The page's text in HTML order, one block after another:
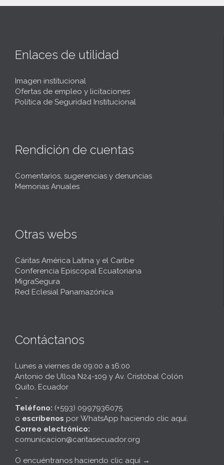
Enlaces de utilidad
Imagen institucional
Ofertas de empleo y licitaciones
Política de Seguridad Institucional
Rendición de cuentas
Comentarios, sugerencias y denuncias
Memorias Anuales
Otras webs
Cáritas América Latina y el Caribe
Conferencia Episcopal Ecuatoriana
MigraSegura
Red Eclesial Panamazónica
Contáctanos
Lunes a viernes de 09:00 a 16:00
Antonio de Ulloa N24-109 y Av. Cristóbal Colón
Quito, Ecuador
-
Teléfono: (+593) 0997936075
o escríbenos por WhatsApp haciendo clic aquí.
Correo electrónico:
comunicacion@caritasecuador.org
-
O encuéntranos haciendo clic aquí →